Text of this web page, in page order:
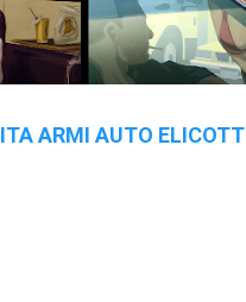
ARMI AUTO